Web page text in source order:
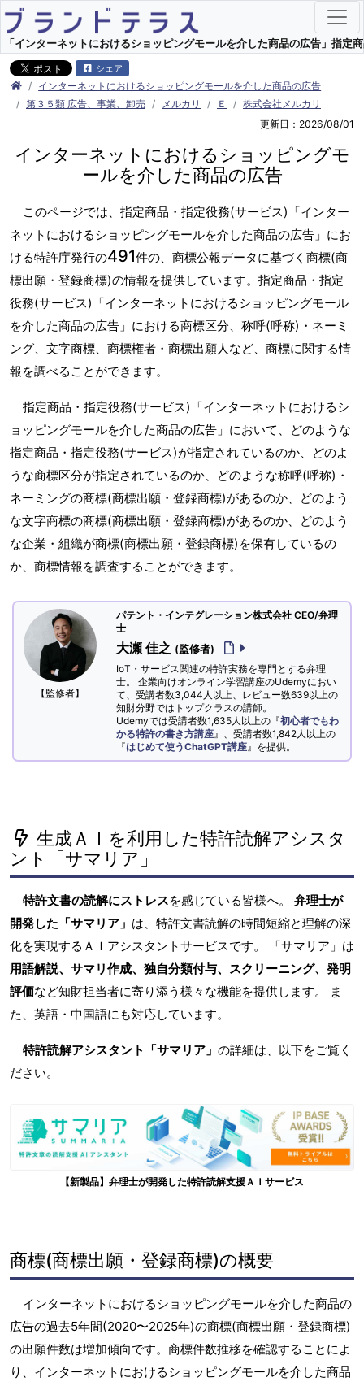
「インターネットにおけるショッピングモールを介した商品の広告」指
シェア
インターネットにおけるショッピングモールを介した商品の広告
第３５類 広告、事業、卸売
メルカリ Ｅ
株式会社メルカリ
更新日：2026/08/01
インターネットにおけるショッピングモ
ールを介した商品の広告
このページでは、指定商品・指定役務(サービス)「インター
ネットにおけるショッピングモールを介した商品の広告」にお
ける特許庁発行の491件の、商標公報データに基づく商標(商
標出願・登録商標)の情報を提供しています。指定商品・指定
役務(サービス)「インターネットにおけるショッピングモール
を介した商品の広告」における商標区分、称呼(呼称)・ネーミ
ング、文字商標、商標権者・商標出願人など、商標に関する情
報を調べることができます。
指定商品・指定役務(サービス)「インターネットにおけるシ
ョッピングモールを介した商品の広告」において、どのような
指定商品・指定役務(サービス)が指定されているのか、どのよ
うな商標区分が指定されているのか、どのような称呼(呼称)・
ネーミングの商標(商標出願・登録商標)があるのか、どのよう
な文字商標の商標(商標出願・登録商標)があるのか、どのよう
な企業・組織が商標(商標出願・登録商標)を保有しているの
か、商標情報を調査することができます。
【監修者】
パテント・インテグレーション株式会社 CEO/弁理
士
大瀬 佳之 (監修者)
IoT・サービス関連の特許実務を専門とする弁理
士。 企業向けオンライン学習講座のUdemyにおい
て、受講者数3,044人以上、レビュー数639以上の
知財分野ではトップクラスの講師。
Udemyでは受講者数1,635人以上の『初心者でもわ
かる特許の書き方講座 』、受講者数1,842人以上の
『はじめて使うChatGPT講座 』を提供。
生成ＡＩを利用した特許読解アシスタ
ント「サマリア」
特許文書の読解にストレスを感じている皆様へ。 弁理士が
開発した「サマリア」 は、特許文書読解の時間短縮と理解の深
化を実現するＡＩアシスタントサービスです。 「サマリア」は
用語解説、サマリ作成、独自分類付与、スクリーニング、発明
評価など知財担当者に寄り添う様々な機能を提供します。 ま
た、英語・中国語にも対応しています。
特許読解アシスタント「サマリア」 の詳細は、以下をご覧く
ださい。
【新製品】弁理士が開発した特許読解支援ＡＩサービス
商標(商標出願・登録商標)の概要
インターネットにおけるショッピングモールを介した商品の
広告の過去5年間(2020〜2025年)の商標(商標出願・登録商標)
の出願件数は増加傾向です。商標件数推移を確認することによ
り、インターネットにおけるショッピングモールを介した商品